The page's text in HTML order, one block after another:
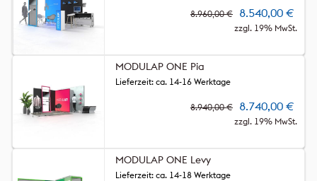
8.960,00€ 8.540,00 €
zzgl. 19% MwSt.
MODULAP ONE Pia
8.940,00€ 8.740,00 €
zzgl. 19% MwSt.
Lieferzeit: ca. 14-16 Werktage
MODULAP ONE Levy
Lieferzeit: ca. 14-18 Werktage